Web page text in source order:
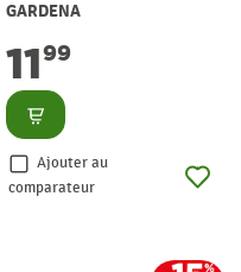
GARDENA
1199
Consulter
Ajouter au
comparateur